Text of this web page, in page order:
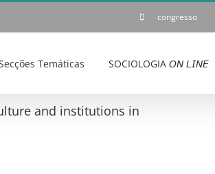
congresso
Temáticas SOCIOLOGIA 𝘖𝘕 𝘓𝘐𝘕𝘌
and institutions in